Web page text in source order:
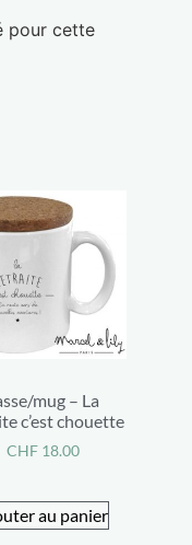
pour cette
mug – La
c’est chouette
CHF18.00
au panier